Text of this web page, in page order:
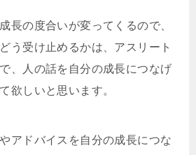
長の度合いが変ってくるので、
う受け止めるかは、アスリート
、人の話を自分の成長につなげ
欲しいと思います。
アドバイスを自分の成長につな